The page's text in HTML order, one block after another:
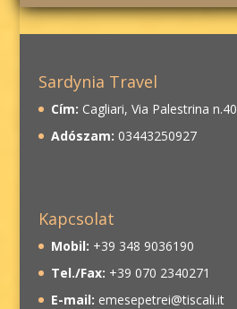
Sardynia Travel
Cím: Cagliari, Via Palestrina n.40
Adószam: 03443250927
Kapcsolat
Mobil: +39 348 9036190
Tel./Fax: +39 070 2340271
E-mail: emesepetrei@tiscali.it